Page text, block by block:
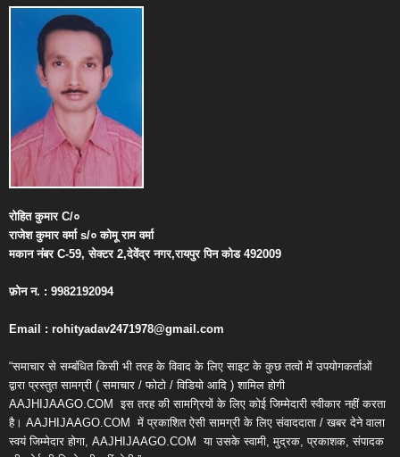
रोहित कुमारC/०
राजेश कुमार वर्माs/० कोमू राम वर्मा
मकान नंबरC-59,सेक्टर2,देवेंद्र नगर,रायपुर पिन कोड492009
फ़ोन न. : 9982192094
Email : rohityadav2471978@gmail.com
“समाचार से सम्बंधित किसी भी तरह के विवाद के लिए साइट के कुछ तत्वों में उपयोगकर्ताओं
द्वारा प्रस्तुत सामग्री ( समाचार / फोटो / विडियो आदि ) शामिल होगी
AAJHIJAAGO.COM इस तरह की सामग्रियों के लिए कोई जिम्मेदारी स्वीकार नहीं करता
है। AAJHIJAAGO.COM में प्रकाशित ऐसी सामग्री के लिए संवाददाता / खबर देने वाला
स्वयं जिम्मेदार होगा, AAJHIJAAGO.COM या उसके स्वामी, मुद्रक, प्रकाशक, संपादक